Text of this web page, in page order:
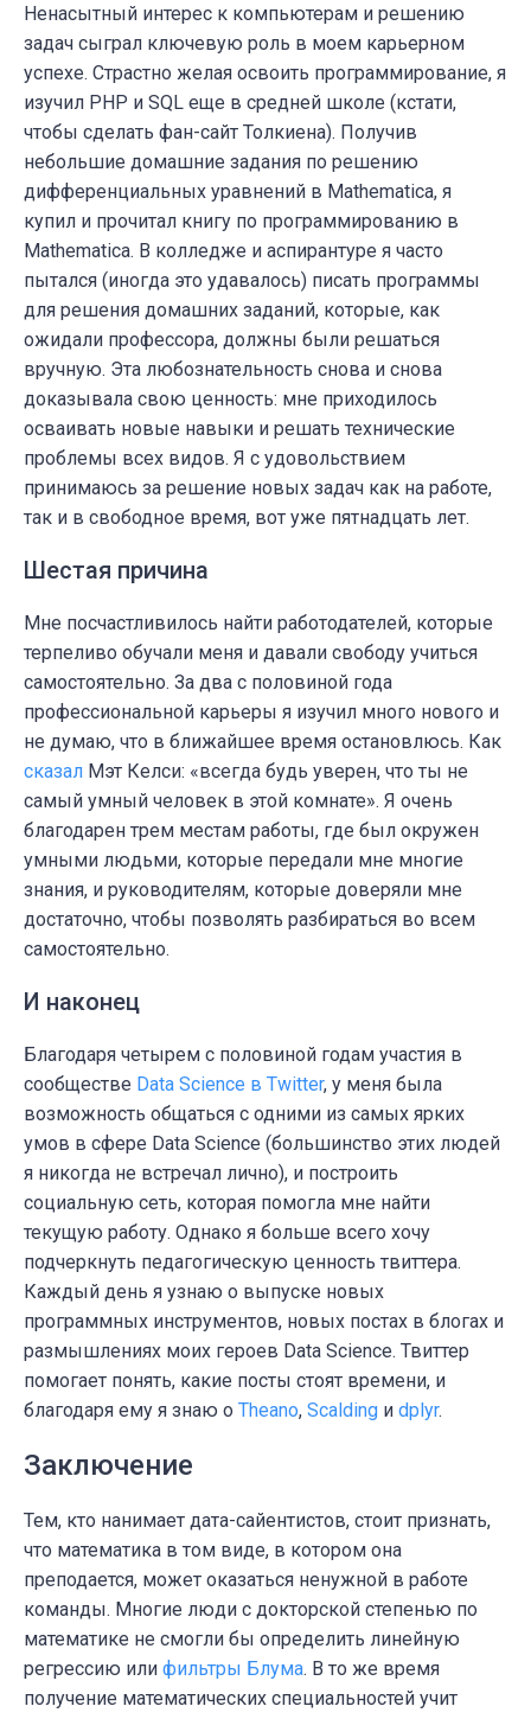
Ненасытный интерес к компьютерам и решению
задач сыграл ключевую роль в моем карьерном
успехе. Страстно желая освоить программирование, я
изучил PHP и SQL еще в средней школе (кстати,
чтобы сделать фан-сайт Толкиена). Получив
небольшие домашние задания по решению
дифференциальных уравнений в Mathematica, я
купил и прочитал книгу по программированию в
Mathematica. В колледже и аспирантуре я часто
пытался (иногда это удавалось) писать программы
для решения домашних заданий, которые, как
ожидали профессора, должны были решаться
вручную. Эта любознательность снова и снова
доказывала свою ценность: мне приходилось
осваивать новые навыки и решать технические
проблемы всех видов. Я с удовольствием
принимаюсь за решение новых задач как на работе,
так и в свободное время, вот уже пятнадцать лет.
Шестая причина
Мне посчастливилось найти работодателей, которые
терпеливо обучали меня и давали свободу учиться
самостоятельно. За два с половиной года
профессиональной карьеры я изучил много нового и
не думаю, что в ближайшее время остановлюсь. Как
сказал Мэт Келси: «всегда будь уверен, что ты не
самый умный человек в этой комнате». Я очень
благодарен трем местам работы, где был окружен
умными людьми, которые передали мне многие
знания, и руководителям, которые доверяли мне
достаточно, чтобы позволять разбираться во всем
самостоятельно.
И наконец
Благодаря четырем с половиной годам участия в
сообществе Data Science в Twitter, у меня была
возможность общаться с одними из самых ярких
умов в сфере Data Science (большинство этих людей
я никогда не встречал лично), и построить
социальную сеть, которая помогла мне найти
текущую работу. Однако я больше всего хочу
подчеркнуть педагогическую ценность твиттера.
Каждый день я узнаю о выпуске новых
программных инструментов, новых постах в блогах и
размышлениях моих героев Data Science. Твиттер
помогает понять, какие посты стоят времени, и
благодаря ему я знаю о Theano, Scalding и dplyr.
Заключение
Тем, кто нанимает дата-сайентистов, стоит признать,
что математика в том виде, в котором она
преподается, может оказаться ненужной в работе
команды. Многие люди с докторской степенью по
математике не смогли бы определить линейную
регрессию или фильтры Блума. В то же время
получение математических специальностей учит